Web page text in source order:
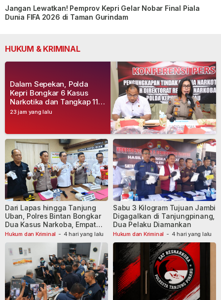
Jangan Lewatkan! Pemprov Kepri Gelar Nobar Final Piala
Dunia FIFA 2026 di Taman Gurindam
HUKUM & KRIMINAL
23 jam yang lalu
Dalam Sepekan, Polda
Kepri Bongkar 6 Kasus
Narkotika dan Tangkap 11
Tersangka
Hukum dan Kriminal - 4 hari yang lalu
Dari Lapas hingga Tanjung
Uban, Polres Bintan Bongkar
Dua Kasus Narkoba, Empat
Tersangka Dibekuk
Hukum dan Kriminal - 4 hari yang lalu
Sabu 3 Kilogram Tujuan Jambi
Digagalkan di Tanjungpinang,
Dua Pelaku Diamankan